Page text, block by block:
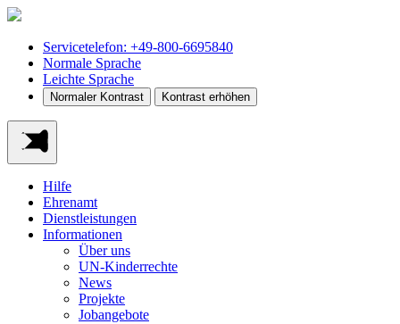
Servicetelefon: +49-800-6695840
Normale Sprache
Leichte Sprache
Normaler Kontrast Kontrast erhöhen
Hilfe
Ehrenamt
Dienstleistungen
Informationen
Über uns
UN-Kinderrechte
News
Projekte
Jobangebote